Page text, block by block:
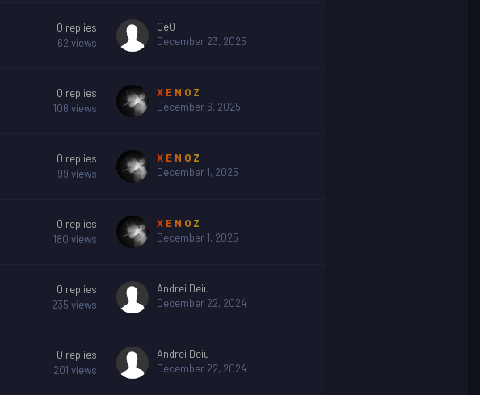
0 replies
62 views
GeO
December 23, 2025
0 replies
106 views
X E N O Z
December 6, 2025
0 replies
99 views
X E N O Z
December 1, 2025
0 replies
180 views
X E N O Z
December 1, 2025
0 replies
235 views
Andrei Deiu
December 22, 2024
0 replies
201 views
Andrei Deiu
December 22, 2024